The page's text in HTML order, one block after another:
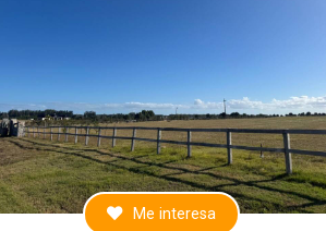
Me interesa